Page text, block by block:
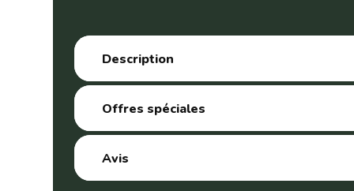
Description
Offres spéciales
Avis